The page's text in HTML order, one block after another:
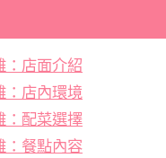
：店面介紹
：店內環境
：配菜選擇
：餐點內容